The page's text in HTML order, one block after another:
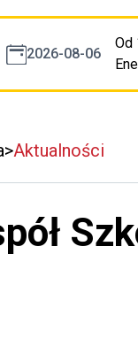
2026-08-06
Od
Aktualności